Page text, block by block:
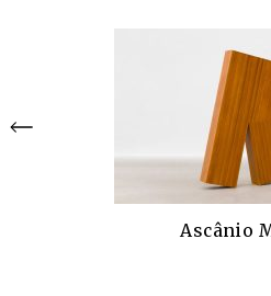
Ascânio